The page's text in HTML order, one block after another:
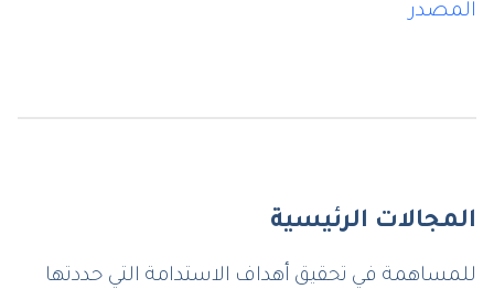
المصدر
المجالات الرئيسية
للمساهمة في تحقيق أهداف الاستدامة التي حددتها